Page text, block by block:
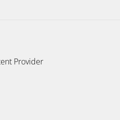
Provider